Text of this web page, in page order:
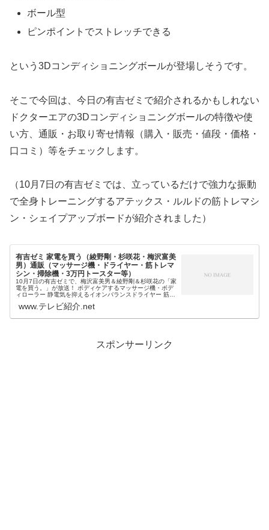
ボール型
ピンポイントでストレッチできる
という3Dコンディショニングボールが登場しそうです。
そこで今回は、今日の有吉ゼミで紹介されるかもしれない
ドクターエアの3Dコンディショニングボールの特徴や使
い方、通販・お取り寄せ情報（購入・販売・値段・価格・
口コミ）等をチェックします。
（10月7日の有吉ゼミでは、立っているだけで強力な振動
で全身トレーニングするアテックス・ルルドの筋トレマシ
ン・シェイプアップボードが紹介されました）
有吉ゼミ 家電を買う（綾野剛・杉咲花・梅沢富美
男）通販（マッサージ機・ドライヤー・筋トレマ
シン・掃除機・3万円トースター等）
10月7日の有吉ゼミで、梅沢富美男＆綾野剛＆杉咲花の「家
電を買う。」が放送！ ボディケアするマッサージ機・ボデ
ィローラー 静電気を抑えるイオンバランスドライヤー 筋ト
オーブントースター...
www.テレビ紹介.net
スポンサーリンク